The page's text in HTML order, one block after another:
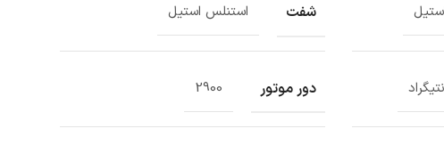
شفت استنلس استیل
دور موتور 2900